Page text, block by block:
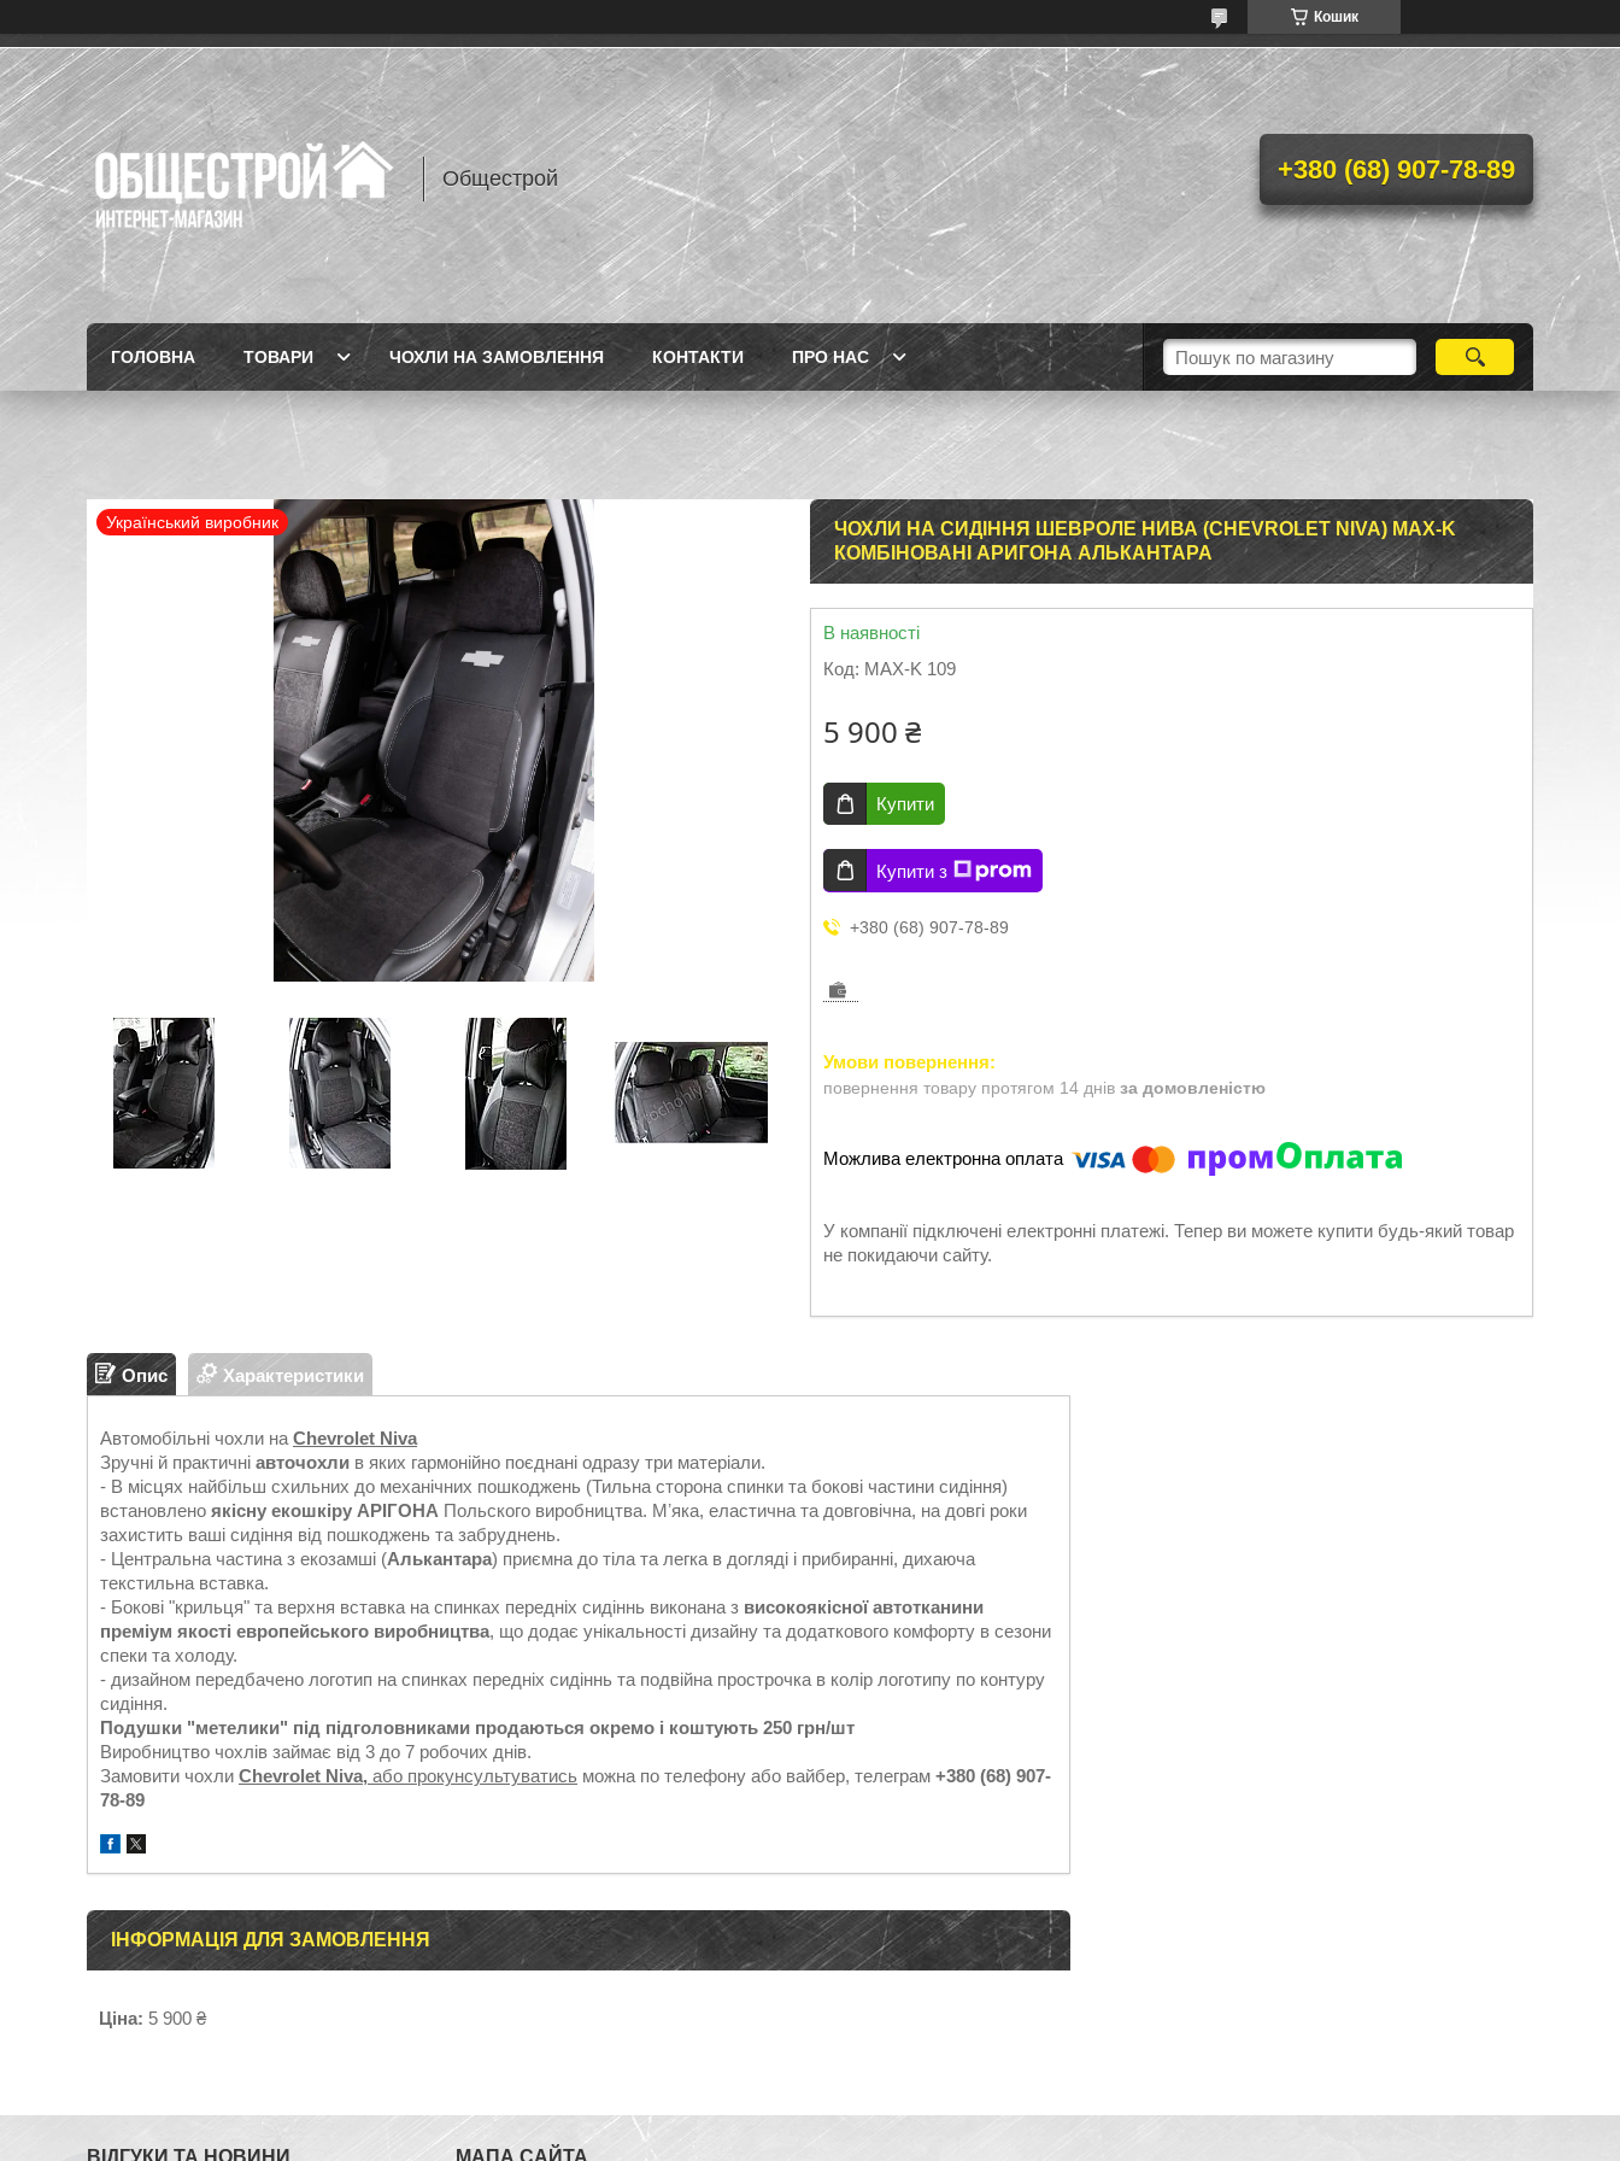
Кошик
Общестрой +380 (68) 907-78-89
ГОЛОВНА ТОВАРИ ЧОХЛИ НА ЗАМОВЛЕННЯ КОНТАКТИ ПРО НАС
Український виробник
ЧОХЛИ НА СИДІННЯ ШЕВРОЛЕ НИВА (CHEVROLET NIVA) MAX-K
КОМБІНОВАНІ АРИГОНА АЛЬКАНТАРА
В наявності
Код: MAX-K 109
5 900 ₴
Купити
Купити з
+380 (68) 907-78-89
повернення товару протягом 14 днів за домовленістю
У компанії підключені електронні платежі. Тепер ви можете купити будь-який товар
не покидаючи сайту.
Опис Характеристики
Автомобільні чохли на Chevrolet Niva
Зручні й практичні авточохли в яких гармонійно поєднані одразу три матеріали.
- В місцях найбільш схильних до механічних пошкоджень (Тильна сторона спинки та бокові частини сидіння)
встановлено якісну екошкіру АРІГОНА Польского виробництва. Мʼяка, еластична та довговічна, на довгі роки
захистить ваші сидіння від пошкоджень та забруднень.
- Центральна частина з екозамші (Алькантара) приємна до тіла та легка в догляді і прибиранні, дихаюча
текстильна вставка.
- Бокові "крильця" та верхня вставка на спинках передніх сидіннь виконана з високоякісної автотканини
преміум якості европейського виробництва, що додає унікальності дизайну та додаткового комфорту в сезони
спеки та холоду.
- дизайном передбачено логотип на спинках передніх сидіннь та подвійна прострочка в колір логотипу по контуру
сидіння.
Подушки "метелики" під підголовниками продаються окремо і коштують 250 грн/шт
Виробництво чохлів займає від 3 до 7 робочих днів.
Замовити чохли Chevrolet Niva, або прокунсультуватись можна по телефону або вайбер, телеграм +380 (68) 907-
78-89
ІНФОРМАЦІЯ ДЛЯ ЗАМОВЛЕННЯ
Ціна: 5 900 ₴
ВІДГУКИ ТА НОВИНИ МАПА САЙТА